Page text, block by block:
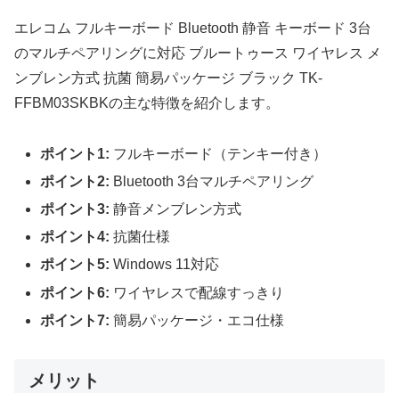
エレコム フルキーボード Bluetooth 静音 キーボード 3台
のマルチペアリングに対応 ブルートゥース ワイヤレス メ
ンブレン方式 抗菌 簡易パッケージ ブラック TK-
FFBM03SKBKの主な特徴を紹介します。
ポイント1: フルキーボード（テンキー付き）
ポイント2: Bluetooth 3台マルチペアリング
ポイント3: 静音メンブレン方式
ポイント4: 抗菌仕様
ポイント5: Windows 11対応
ポイント6: ワイヤレスで配線すっきり
ポイント7: 簡易パッケージ・エコ仕様
メリット